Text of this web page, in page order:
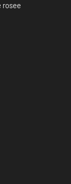
rosee